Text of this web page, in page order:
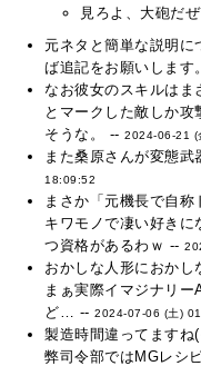
見ろよ、大砲だ
元ネタと簡単な説明
ば追記をお願いします
なお彼女のスキルはま
とマークした敵しか
そうな。 --2024-06-21 (
また桑原さんが変態
18:09:52
まさか「元機長で自
キワモノで凄い好き
つ資格があるわｗ --
おかしな人形におかし
まぁ実際イマジナリ
ど… --2024-07-06 (土)
製造時間違ってます
弊司令部ではMGレシ